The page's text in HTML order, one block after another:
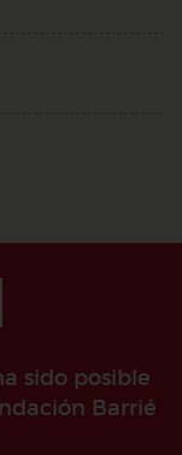
sido posible
Barrié